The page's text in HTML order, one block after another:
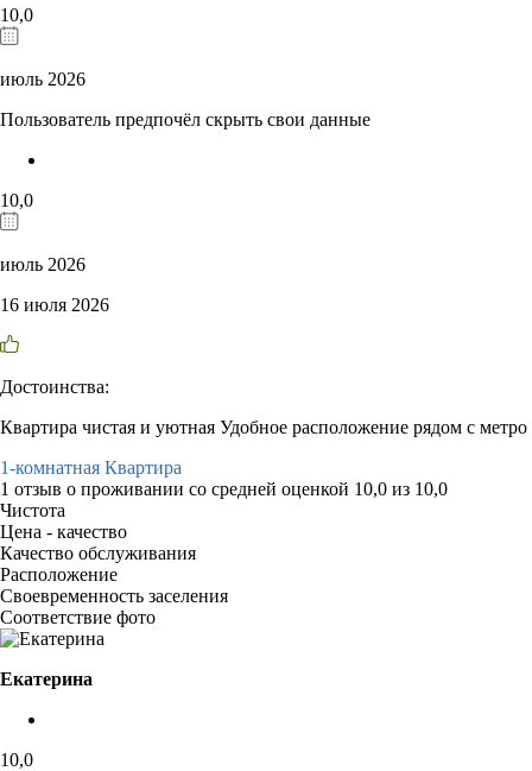
10,0
июль 2026
Пользователь предпочёл скрыть свои данные
10,0
июль 2026
16 июля 2026
Достоинства:
Квартира чистая и уютная Удобное расположение рядом с метро
1-комнатная Квартира
1 отзыв о проживании со средней оценкой 10,0 из 10,0
Чистота
Цена - качество
Качество обслуживания
Расположение
Своевременность заселения
Соответствие фото
Екатерина
10,0